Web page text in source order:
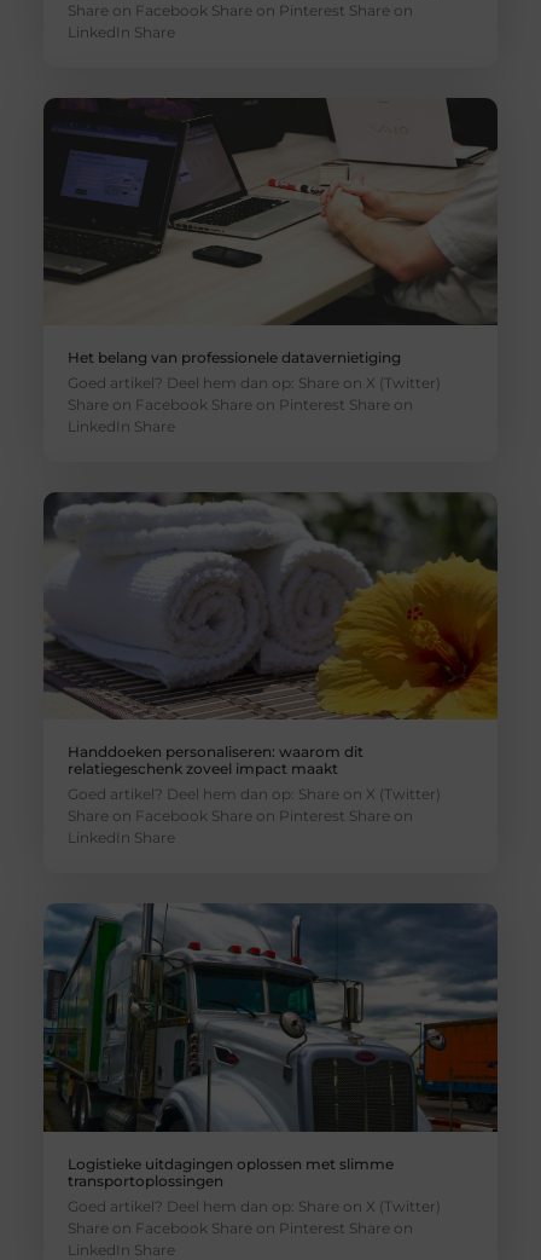
Share on Facebook Share on Pinterest Share on
LinkedIn Share
Het belang van professionele datavernietiging
Goed artikel? Deel hem dan op: Share on X (Twitter)
Share on Facebook Share on Pinterest Share on
LinkedIn Share
Handdoeken personaliseren: waarom dit
relatiegeschenk zoveel impact maakt
Goed artikel? Deel hem dan op: Share on X (Twitter)
Share on Facebook Share on Pinterest Share on
LinkedIn Share
Logistieke uitdagingen oplossen met slimme
transportoplossingen
Goed artikel? Deel hem dan op: Share on X (Twitter)
Share on Facebook Share on Pinterest Share on
LinkedIn Share